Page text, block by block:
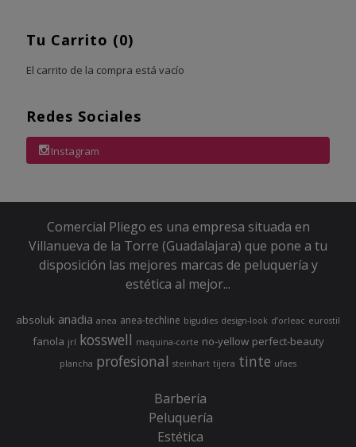
Tu Carrito (0)
El carrito de la compra está vacío
Redes Sociales
Instagram
Comercial Pliego es una empresa situada en
Villanueva de la Torre (Guadalajara) que pone a tu
disposición las mejores marcas de peluquería y
estética al mejor...
absoluk anadia anea anea-techline bigudies design-look d’orleac eurostil
fanola jrl kosswell maquina-corte no-yellow perfect-beauty
plancha profesional steinhart tijera tinte ufaes
Barbería
Peluquería
Estética